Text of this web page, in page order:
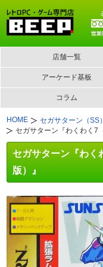
店舗一覧
アーケード基板
コラム
HOME
セガサターン（SS
セガサターン『わくわく7
セガサターン『わく
版）』